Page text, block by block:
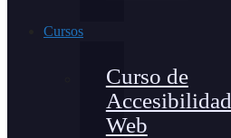
Cursos
Curso de
Accesibilidad
Web